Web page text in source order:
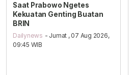
Saat Prabowo Ngetes
Kekuatan Genting Buatan
BRIN
Dailynews - Jumat , 07 Aug 2026,
09:45 WIB